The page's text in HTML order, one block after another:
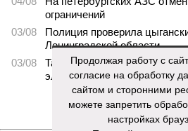
ограничений
03/08
Полиция проверила
Ленинградской области
03/08
Такси в Петербурге
электричество
ЕЩЕ НОВОСТИ
Продолжая работу с
согласие на обработку
сайтом и сторонними
можете запретить
настройках